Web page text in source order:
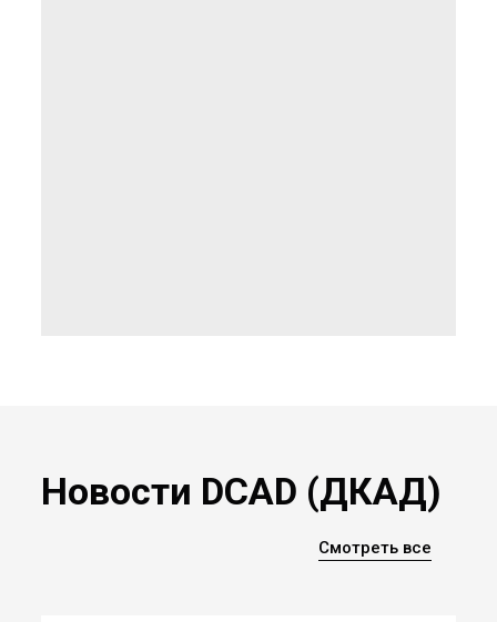
Новости DCAD (ДКАД)
Смотреть все